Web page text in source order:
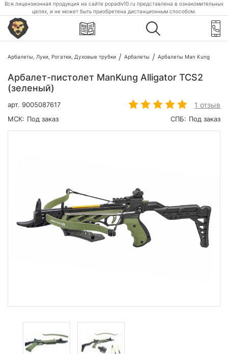
Вся лицензионная продукция на сайте popadiv10.ru представлена в ознакомительных
целях, и не может быть приобретена дистанционным способом.
Арбалеты, Луки, Рогатки, Духовые трубки Арбалеты Арбалеты Man Kung
Арбалет-пистолет ManKung Alligator TCS2
(зеленый)
арт. 9005087617 1 отзыв
МСК: Под заказ СПБ: Под заказ